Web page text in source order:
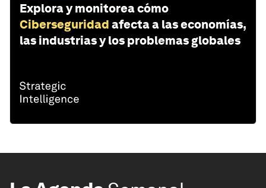
Explora y monitorea cómo
Ciberseguridad afecta a las economías,
las industrias y los problemas globales